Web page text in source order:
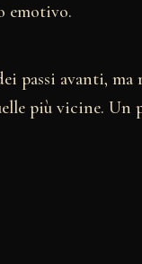
emotivo.
passi avanti, ma
più vicine. Un